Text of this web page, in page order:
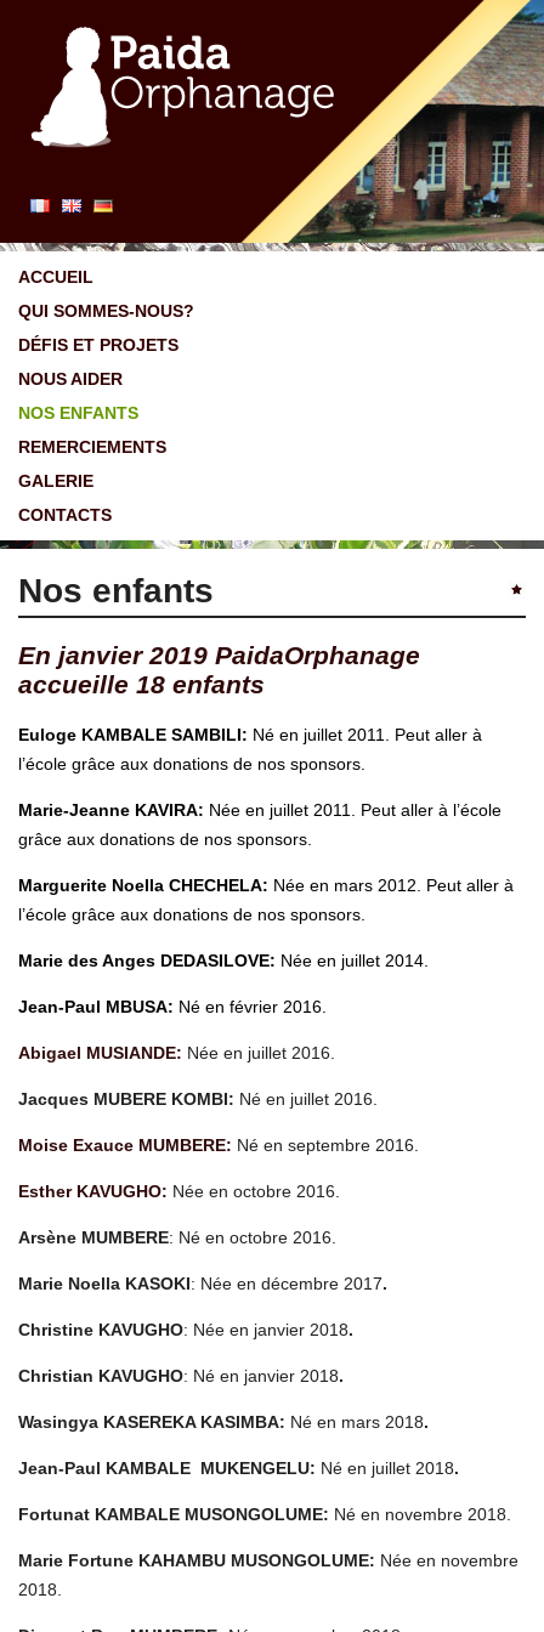
ACCUEIL
QUI SOMMES-NOUS?
DÉFIS ET PROJETS
NOUS AIDER
NOS ENFANTS
REMERCIEMENTS
GALERIE
CONTACTS
Nos enfants
En janvier 2019 PaidaOrphanage
accueille 18 enfants
Euloge KAMBALE SAMBILI: Né en juillet 2011. Peut aller à
l’école grâce aux donations de nos sponsors.
Marie-Jeanne KAVIRA: Née en juillet 2011. Peut aller à l’école
grâce aux donations de nos sponsors.
Marguerite Noella CHECHELA: Née en mars 2012. Peut aller à
l’école grâce aux donations de nos sponsors.
Marie des Anges DEDASILOVE: Née en juillet 2014.
Jean-Paul MBUSA: Né en février 2016.
Abigael MUSIANDE: Née en juillet 2016.
Jacques MUBERE KOMBI: Né en juillet 2016.
Moise Exauce MUMBERE: Né en septembre 2016.
Esther KAVUGHO: Née en octobre 2016.
Arsène MUMBERE: Né en octobre 2016.
Marie Noella KASOKI: Née en décembre 2017.
Christine KAVUGHO: Née en janvier 2018.
Christian KAVUGHO: Né en janvier 2018.
Wasingya KASEREKA KASIMBA: Né en mars 2018.
Jean-Paul KAMBALE MUKENGELU: Né en juillet 2018.
Fortunat KAMBALE MUSONGOLUME: Né en novembre 2018.
Marie Fortune KAHAMBU MUSONGOLUME: Née en novembre
2018.